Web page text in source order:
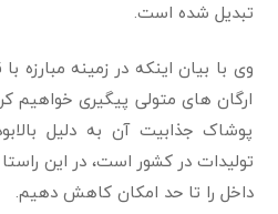
تبدیل شده است.
وی با بیان اینکه در زمینه مبارزه
ارگان های متولی پیگیری خواهیم
پوشاک جذابیت آن به دلیل
تولیدات در کشور است، در این
داخل را تا حد امکان کاهش دهیم.